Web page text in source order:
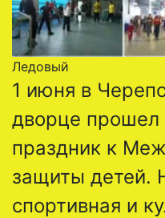
Ледовый
1 июня в
дворце
праздник к
защиты детей.
спортивная и